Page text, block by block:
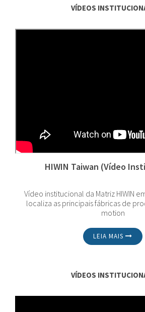
VÍDEOS
HIWIN Taiwan (Vídeo
Vídeo institucional da Matriz HIWIN
localiza as principais fábricas de
motion
LEIA MAIS
VÍDEOS